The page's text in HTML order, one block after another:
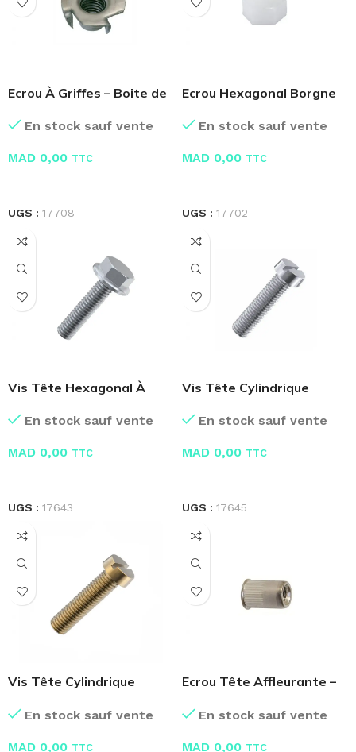
Ecrou À Griffes – Boite de
En stock sauf vente
MAD 0,00 TTC
UGS : 17708
Ecrou Hexagonal Borgne
En stock sauf vente
MAD 0,00 TTC
UGS : 17702
Vis Tête Hexagonal À
En stock sauf vente
MAD 0,00 TTC
UGS : 17643
Vis Tête Cylindrique
En stock sauf vente
MAD 0,00 TTC
UGS : 17645
Vis Tête Cylindrique
En stock sauf vente
MAD 0,00 TTC
Ecrou Tête Affleurante –
En stock sauf vente
MAD 0,00 TTC